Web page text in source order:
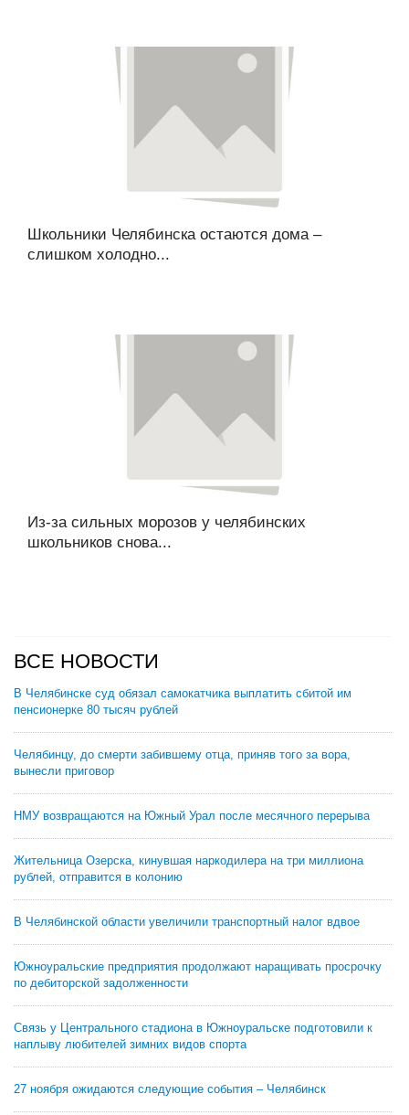
Школьники Челябинска остаются дома –
слишком холодно...
Из-за сильных морозов у челябинских
школьников снова...
ВСЕ НОВОСТИ
В Челябинске суд обязал самокатчика выплатить сбитой им
пенсионерке 80 тысяч рублей
Челябинцу, до смерти забившему отца, приняв того за вора,
вынесли приговор
НМУ возвращаются на Южный Урал после месячного перерыва
Жительница Озерска, кинувшая наркодилера на три миллиона
рублей, отправится в колонию
В Челябинской области увеличили транспортный налог вдвое
Южноуральские предприятия продолжают наращивать просрочку
по дебиторской задолженности
Связь у Центрального стадиона в Южноуральске подготовили к
наплыву любителей зимних видов спорта
27 ноября ожидаются следующие события – Челябинск